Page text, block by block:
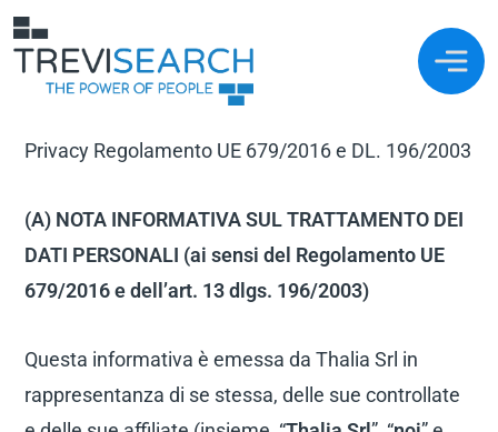
Privacy Regolamento UE 679/2016 e DL. 196/2003
(A) NOTA INFORMATIVA SUL TRATTAMENTO DEI
DATI PERSONALI (ai sensi del Regolamento UE
679/2016 e dell’art. 13 dlgs. 196/2003)
Questa informativa è emessa da Thalia Srl in
rappresentanza di se stessa, delle sue controllate